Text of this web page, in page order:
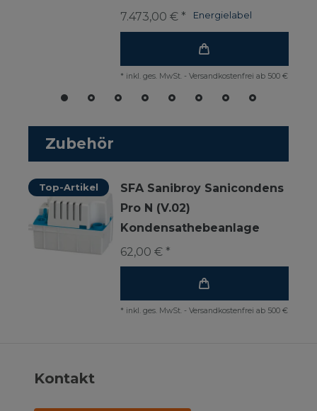
Energielabel
7.473,00 € *
* inkl. ges. MwSt. - Versandkostenfrei ab 500 €
Zubehör
Top-Artikel
SFA Sanibroy Sanicondens
Pro N (V.02)
Kondensathebeanlage
62,00 € *
* inkl. ges. MwSt. - Versandkostenfrei ab 500 €
Kontakt